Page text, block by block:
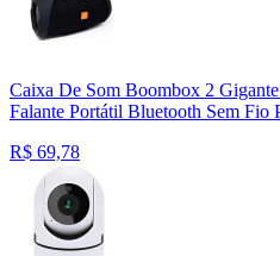
Caixa De Som Boombox 2
Falante Portátil Bluetooth Sem Fio
R$ 69,78